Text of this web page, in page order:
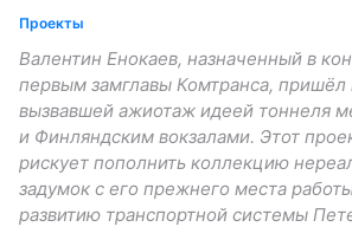
Проекты
Валентин Енокаев, назначенный в
первым замглавы Комтранса, пришёл
вызвавшей ажиотаж идеей тоннеля
и Финляндским вокзалами. Этот
рискует пополнить коллекцию
задумок с его прежнего места
развитию транспортной системы